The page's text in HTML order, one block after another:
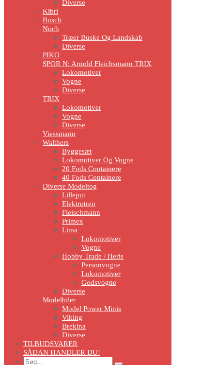
Diverse
Kibri
Busch
Noch
Træer Buske Og Landskab
Diverse
PIKO
SPOR N: Arnold Fleichsmann TRIX
Lokomotiver
Vogne
Diverse
TRIX
Lokomotiver
Vogne
Diverse
Viessmann
Walthers
Byggesæt
Lokomotiver Og Vogne
20 Fods Containere
40 Fods Containere
Diverse Modeltog
Lilleput
Elektrotren
Fleischmann
Primex
Lima
Lokomotiver
Vogne
Hobby Trade / Heris
Personvogne
Lokomotiver
Godsvogne
Diverse
Modelbiler
Model Power Minis
Viking
Brekina
Diverse
TILBUDSVARER
SÅDAN HANDLER DU!
Search